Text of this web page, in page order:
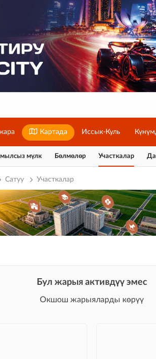
Картада Иссык-Куль
мүлк Бөлмөлөр Участкалар
Сатуу Участкалар
Бул жарыя активдүү эмес
Окшош жарыяларды көрүү